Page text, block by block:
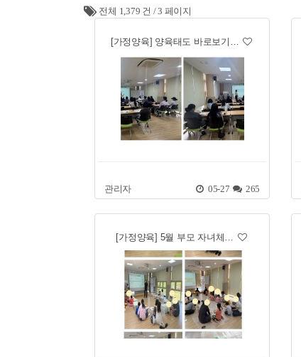
전체 1,379 건 /3 페이지
[가정양육] 양육태도 바로보기…
관리자 05-27 265
[가정양육] 5월 부모 자녀체…